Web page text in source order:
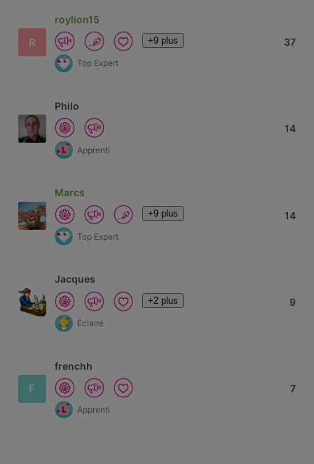
R
roylion15
+9 plus
Top Expert
37
Philo
Apprenti
14
Marcs
+9 plus
Top Expert
14
Jacques
+2 plus
Éclairé
9
F
frenchh
Apprenti
7